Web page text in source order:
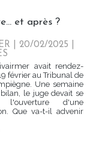
et après ?
| 20/02/2025
avait rendez-
février au Tribunal de
Une semaine
le juge devait se
l'ouverture d'une
Que va-t-il advenir